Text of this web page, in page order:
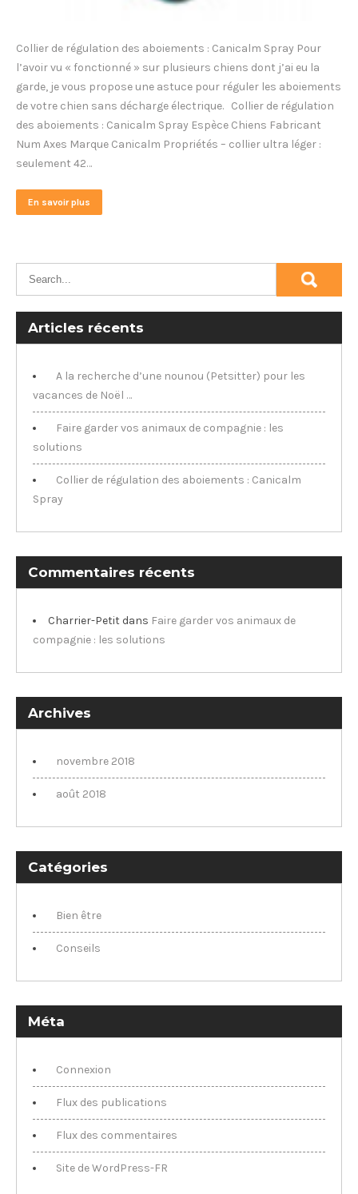
Collier de régulation des aboiements : Canicalm Spray Pour
l’avoir vu « fonctionné » sur plusieurs chiens dont j’ai eu la
garde, je vous propose une astuce pour réguler les aboiements
de votre chien sans décharge électrique. Collier de régulation
des aboiements : Canicalm Spray Espèce Chiens Fabricant
Num Axes Marque Canicalm Propriétés – collier ultra léger :
seulement 42…
En savoir plus
Articles récents
A la recherche d’une nounou (Petsitter) pour les
vacances de Noël …
Faire garder vos animaux de compagnie : les
solutions
Collier de régulation des aboiements : Canicalm
Spray
Commentaires récents
Charrier-Petit dans Faire garder vos animaux de
compagnie : les solutions
Archives
novembre 2018
août 2018
Catégories
Bien être
Conseils
Méta
Connexion
Flux des publications
Flux des commentaires
Site de WordPress-FR